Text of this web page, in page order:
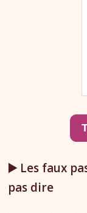
▶️ Les faux
pas dire